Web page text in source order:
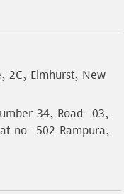
2C, Elmhurst, New
34, Road- 03,
no- 502 Rampura,